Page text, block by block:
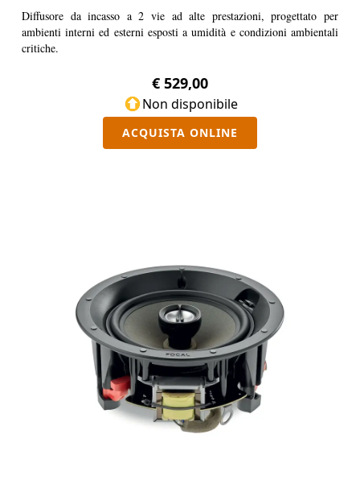
Diffusore da incasso a 2 vie ad alte prestazioni, progettato per
ambienti interni ed esterni esposti a umidità e condizioni ambientali
critiche.
€ 529,00
Non disponibile
ACQUISTA ONLINE